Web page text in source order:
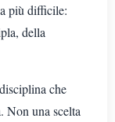
più difficile:
della
che
Non una scelta